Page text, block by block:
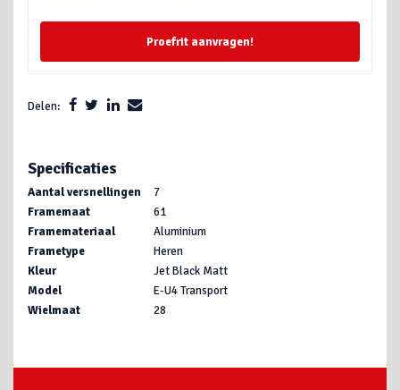
Proefrit aanvragen!
Delen:
Specificaties
Aantal versnellingen
7
Framemaat
61
Framemateriaal
Aluminium
Frametype
Heren
Kleur
Jet Black Matt
Model
E-U4 Transport
Wielmaat
28